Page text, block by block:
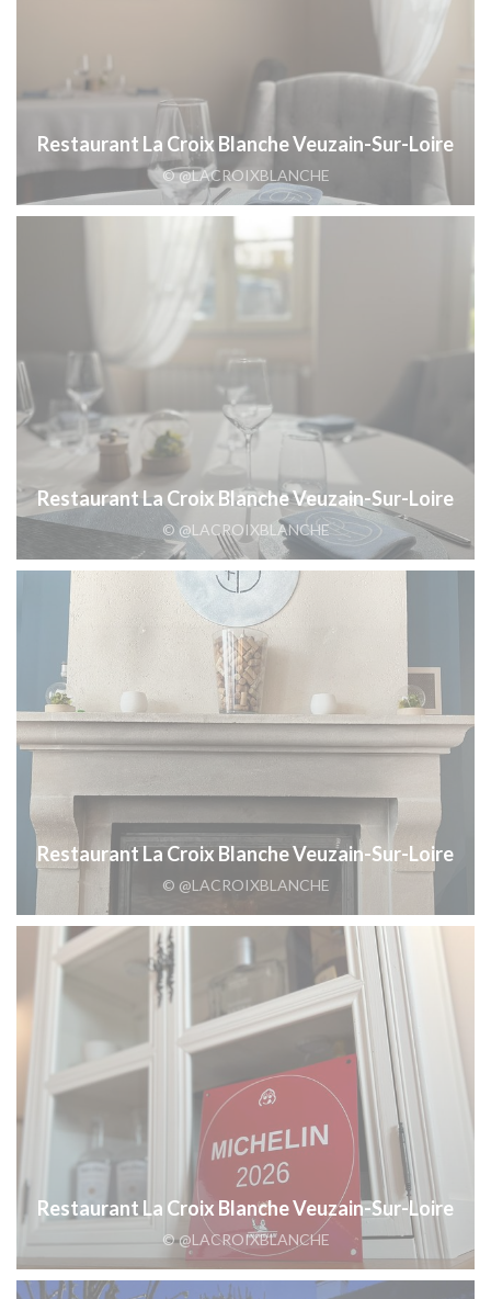
Restaurant La Croix Blanche Veuzain-Sur-Loire
© @LACROIXBLANCHE
Restaurant La Croix Blanche Veuzain-Sur-Loire
© @LACROIXBLANCHE
Restaurant La Croix Blanche Veuzain-Sur-Loire
© @LACROIXBLANCHE
Restaurant La Croix Blanche Veuzain-Sur-Loire
© @LACROIXBLANCHE